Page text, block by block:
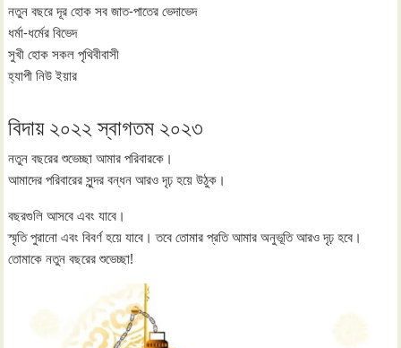
নতুন বছরে দূর হোক সব জাত-পাতের ভেদাভেদ
ধর্মা-ধর্মের বিভেদ
সুখী হোক সকল পৃথিবীবাসী
হ্যাপী নিউ ইয়ার
বিদায় ২০২২ স্বাগতম ২০২৩
নতুন বছরের শুভেচ্ছা আমার পরিবারকে।
আমাদের পরিবারের সুন্দর বন্ধন আরও দৃঢ় হয়ে উঠুক।
বছরগুলি আসবে এবং যাবে।
স্মৃতি পুরানো এবং বিবর্ণ হয়ে যাবে। তবে তোমার প্রতি আমার অনুভূতি আরও দৃঢ় হবে।
তোমাকে নতুন বছরের শুভেচ্ছা!